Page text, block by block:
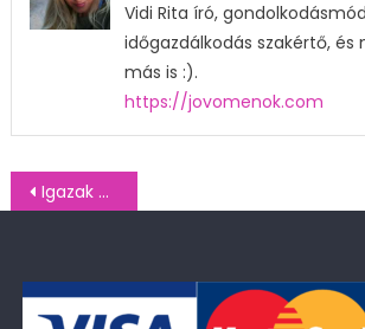
Vidi Rita író,
időgazdálkodás szakértő, és
más is :).
https://jovomenok.com
Bejegyzés
Igazak Társasága kutatás: a június 9-ei EP választásról I. rész (2024. május 27-29.)